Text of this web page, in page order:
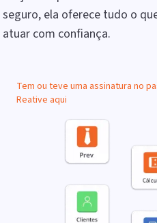
seguro, ela oferece tudo o
atuar com confiança.
Tem ou teve uma assinatura no
Reative aqui